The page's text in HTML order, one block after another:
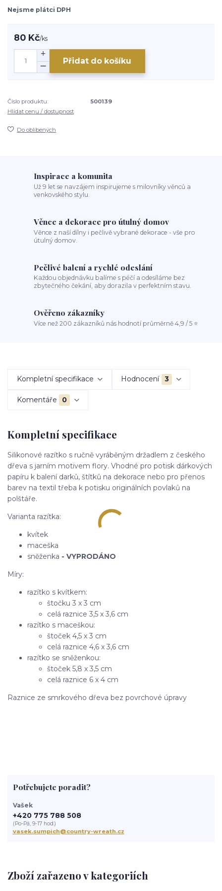
Nejsme plátci DPH
80 Kč/ks
Přidat do košíku
Číslo produktu:
500139
Hlídat cenu / dostupnost
Do oblíbených
Inspirace a komunita
Už 9 let se navzájem inspirujeme s milovníky věnců a
venkovského stylu.
Věnce a dekorace pro útulný domov
Věnce z naší dílny i pečlivě vybrané dekorace - vše pro
útulný domov.
Pečlivé balení a rychlé odeslání
Každou objednávku balíme s péčí a odesíláme bez
zbytečného čekání, aby dorazila v perfektním stavu.
Ověřeno zákazníky
Více než 200 zákazníků nás hodnotí průměrně 4,9 / 5 ⭐
Kompletní specifikace Hodnocení 3
Komentáře 0
Kompletní specifikace
Silikonové razítko s ručně vyráběným držadlem z českého
dřeva s jarním motivem flory. Vhodné pro potisk dárkových
papíru k balení darků, štítků na dekorace nebo pro přenos
barev na textil třeba k potisku originálních povlaků na
polštáře.
Varianta razítka:
kvítek
maceška
sněženka - VYPRODÁNO
Míry:
razítko s kvítkem:
štočku 3 x 3 cm
celá raznice 3,5 x 3,6 cm
razítko s maceškou:
štoček 4,5 x 3 cm
celá raznice 4,6 x 3,6 cm
razítko se sněženkou:
štoček 5,8 x 3,5 cm
celá raznice 6 x 4 cm
Raznice ze smrkového dřeva bez povrchové úpravy
Zboží zařazeno v kategoriích
Potřebujete poradit?
Vašek
+420 775 788 508
(Po-Pá, 9-17 hod.)
vasek.sumpich@country-wreath.cz